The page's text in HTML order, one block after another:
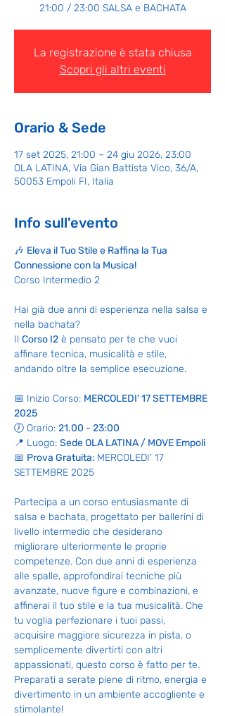
21:00 / 23:00 SALSA e BACHATA
La registrazione è stata chiusa
Scopri gli altri eventi
Orario & Sede
17 set 2025, 21:00 – 24 giu 2026, 23:00
OLA LATINA, Via Gian Battista Vico, 36/A,
50053 Empoli FI, Italia
Info sull'evento
🎶 Eleva il Tuo Stile e Raffina la Tua
Connessione con la Musica!
Corso Intermedio 2
Hai già due anni di esperienza nella salsa e
nella bachata?
Il Corso I2 è pensato per te che vuoi
affinare tecnica, musicalità e stile,
andando oltre la semplice esecuzione.
📅 Inizio Corso: MERCOLEDI' 17 SETTEMBRE
2025
🕖 Orario: 21.00 - 23:00
📍 Luogo: Sede OLA LATINA / MOVE Empoli
📅 Prova Gratuita: MERCOLEDI' 17
SETTEMBRE 2025
Partecipa a un corso entusiasmante di
salsa e bachata, progettato per ballerini di
livello intermedio che desiderano
migliorare ulteriormente le proprie
competenze. Con due anni di esperienza
alle spalle, approfondirai tecniche più
avanzate, nuove figure e combinazioni, e
affinerai il tuo stile e la tua musicalità. Che
tu voglia perfezionare i tuoi passi,
acquisire maggiore sicurezza in pista, o
semplicemente divertirti con altri
appassionati, questo corso è fatto per te.
Preparati a serate piene di ritmo, energia e
divertimento in un ambiente accogliente e
stimolante!